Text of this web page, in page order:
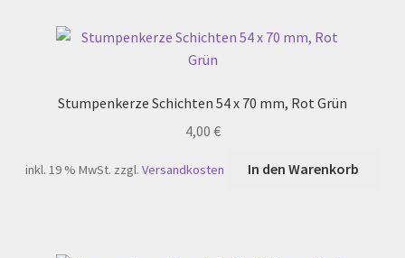
Stumpenkerze Schichten 54 x 70 mm, Rot Grün
4,00 €
inkl. 19 % MwSt. zzgl.Versandkosten In den Warenkorb